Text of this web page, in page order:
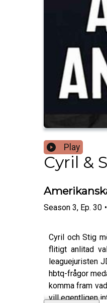
Play
Cyril &
Season 3, Ep. 30 •
Cyril och Stig
flitigt anlitad
leaguejuristen
hbtq-frågor
komma fram
vill egentligen